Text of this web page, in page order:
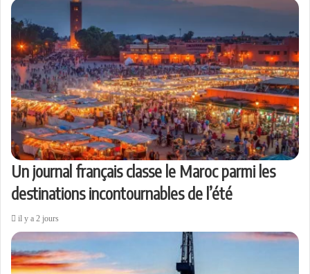
Un journal français classe le Maroc parmi les
destinations incontournables de l’été
il y a 2 jours